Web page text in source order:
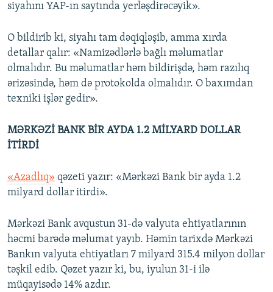
siyahını YAP-ın saytında yerləşdirəcəyik».
O bildirib ki, siyahı tam dəqiqləşib, amma xırda
detallar qalır: «Namizədlərlə bağlı məlumatlar
olmalıdır. Bu məlumatlar həm bildirişdə, həm razılıq
ərizəsində, həm də protokolda olmalıdır. O baxımdan
texniki işlər gedir».
MƏRKƏZİ BANK BİR AYDA 1.2 MİLYARD DOLLAR
İTİRDİ
«Azadlıq» qəzeti yazır: «Mərkəzi Bank bir ayda 1.2
milyard dollar itirdi».
Mərkəzi Bank avqustun 31-də valyuta ehtiyatlarının
həcmi barədə məlumat yayıb. Həmin tarixdə Mərkəzi
Bankın valyuta ehtiyatları 7 milyard 315.4 milyon dollar
təşkil edib. Qəzet yazır ki, bu, iyulun 31-i ilə
müqayisədə 14% azdır.